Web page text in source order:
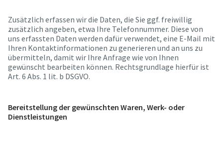
Zusätzlich erfassen wir die Daten, die Sie ggf. freiwillig
zusätzlich angeben, etwa Ihre Telefonnummer. Diese von
uns erfassten Daten werden dafür verwendet, eine E-Mail mit
Ihren Kontaktinformationen zu generieren und an uns zu
übermitteln, damit wir Ihre Anfrage wie von Ihnen
gewünscht bearbeiten können. Rechtsgrundlage hierfür ist
Art. 6 Abs. 1 lit. b DSGVO.
Bereitstellung der gewünschten Waren, Werk- oder
Dienstleistungen